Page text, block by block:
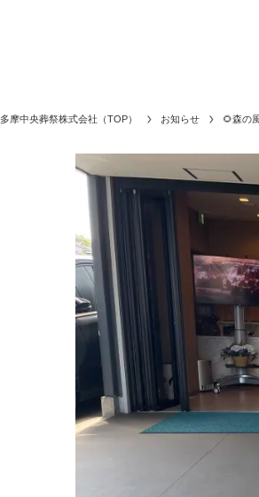
多摩中央葬祭株式会社（TOP） お知らせ 🌻森の